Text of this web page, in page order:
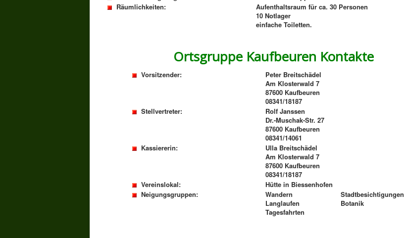
Räumlichkeiten:
Aufenthaltsraum für ca. 30 Personen
10 Notlager
einfache Toiletten.
Ortsgruppe Kaufbeuren Kontakte
Vorsitzender:
Peter Breitschädel
Am Klosterwald 7
87600 Kaufbeuren
08341/18187
Stellvertreter:
Rolf Janssen
Dr.-Muschak-Str. 27
87600 Kaufbeuren
08341/14061
Kassiererin:
Ulla Breitschädel
Am Klosterwald 7
87600 Kaufbeuren
08341/18187
Vereinslokal:
Hütte in Biessenhofen
Neigungsgruppen:
Wandern
Langlaufen
Tagesfahrten
Stadtbesichtigungen
Botanik